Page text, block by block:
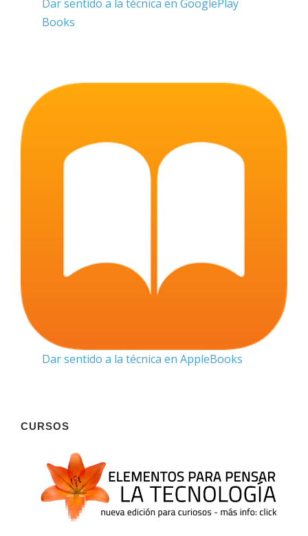
Dar sentido a la técnica en GooglePlay
Books
Dar sentido a la técnica en AppleBooks
CURSOS